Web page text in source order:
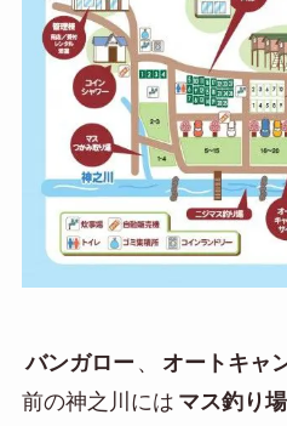
バンガロー 、 オートキャ
前の神之川には マス釣り場